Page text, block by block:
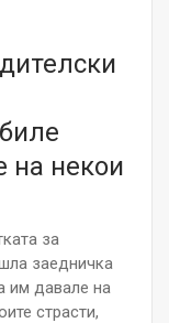
на некои
за
заедничка
им давале на
страсти,